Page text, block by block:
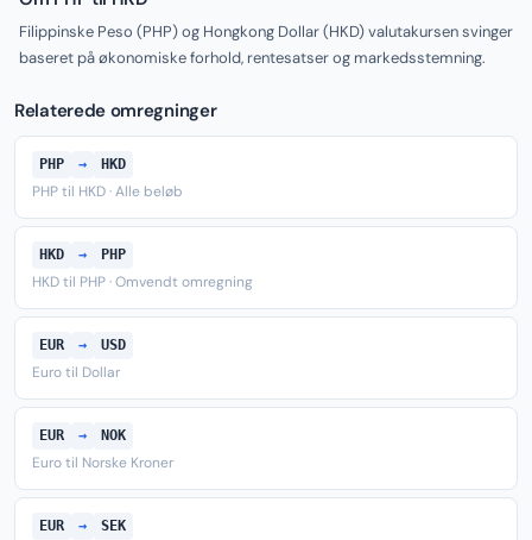
Filippinske Peso (PHP) og Hongkong Dollar (HKD) valutakursen svinger
baseret på økonomiske forhold, rentesatser og markedsstemning.
Relaterede omregninger
PHP → HKD
PHP til HKD · Alle beløb
HKD → PHP
HKD til PHP · Omvendt omregning
EUR → USD
Euro til Dollar
EUR → NOK
Euro til Norske Kroner
EUR → SEK